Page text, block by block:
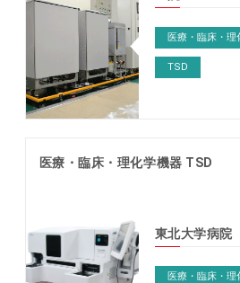
医療・臨床・理
TSD
医療・臨床・理化学機器 TSD
東北大学病院
医療・臨床・理